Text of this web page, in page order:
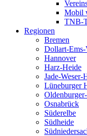
Mobil
TNB-
Regionen
Bremen
Dollart-Ems-
Hannover
Harz-Heide
Jade-Weser-
Lüneburger
Osnabrück
Süderelbe
Südheide